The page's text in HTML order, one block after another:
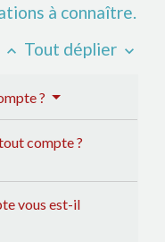
à connaître.
keyboard_arrow_up Tout déplier keyboard_arrow_down
?
compte ?
vous est-il